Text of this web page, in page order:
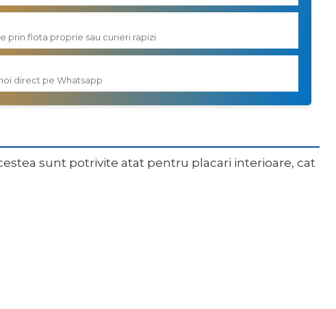
prin flota proprie sau curieri rapizi
direct pe Whatsapp
sunt potrivite atat pentru placari interioare, cat